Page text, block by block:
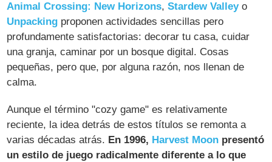
Animal Crossing: New Horizons,Stardew Valleyo
Unpacking proponen actividades sencillas pero
profundamente satisfactorias: decorar tu casa, cuidar
una granja, caminar por un bosque digital. Cosas
pequeñas, pero que, por alguna razón, nos llenan de
calma.
Aunque el término "cozy game" es relativamente
reciente, la idea detrás de estos títulos se remonta a
varias décadas atrás. En 1996, Harvest Moon presentó
un estilo de juego radicalmente diferente a lo que